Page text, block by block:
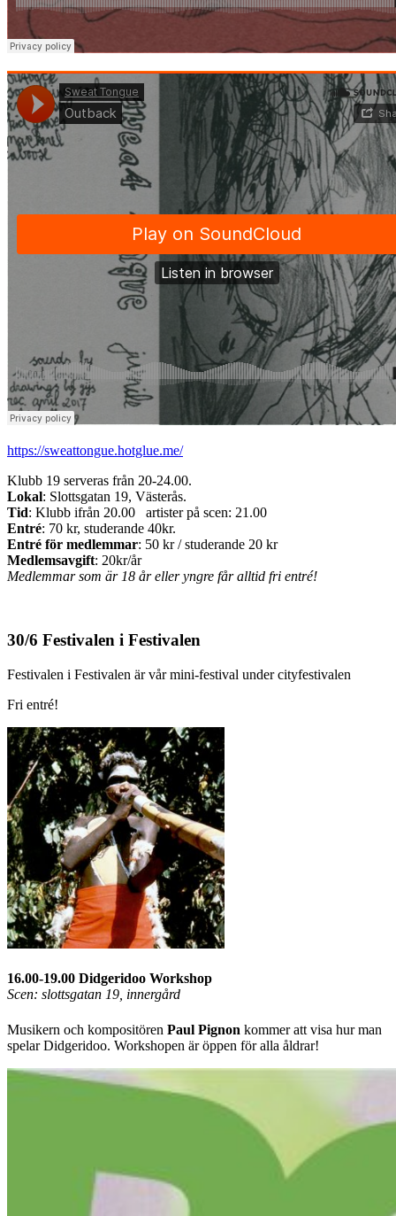
https://sweattongue.hotglue.me/
Klubb 19 serveras från 20-24.00.
Lokal: Slottsgatan 19, Västerås.
Tid: Klubb ifrån 20.00 artister på scen: 21.00
Entré: 70 kr, studerande 40kr.
Entré för medlemmar: 50 kr / studerande 20 kr
Medlemsavgift: 20kr/år
Medlemmar som är 18 år eller yngre får alltid fri entré!
30/6 Festivalen i Festivalen
Festivalen i Festivalen är vår mini-festival under cityfestivalen
Fri entré!
16.00-19.00 Didgeridoo Workshop
Scen: slottsgatan 19, innergård
Musikern och kompositören Paul Pignon kommer att visa hur man
spelar Didgeridoo. Workshopen är öppen för alla åldrar!